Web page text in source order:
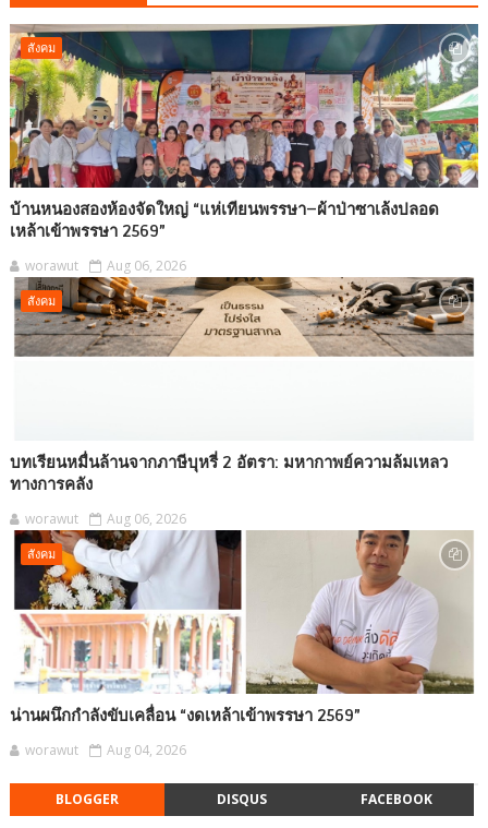
สังคม
บ้านหนองสองห้องจัดใหญ่ “แห่เทียนพรรษา–ผ้าป่าซาเล้งปลอด
เหล้าเข้าพรรษา 2569”
worawut Aug 06, 2026
สังคม
บทเรียนหมื่นล้านจากภาษีบุหรี่ 2 อัตรา: มหากาพย์ความล้มเหลว
ทางการคลัง
worawut Aug 06, 2026
สังคม
น่านผนึกกำลังขับเคลื่อน “งดเหล้าเข้าพรรษา 2569”
worawut Aug 04, 2026
BLOGGER DISQUS FACEBOOK